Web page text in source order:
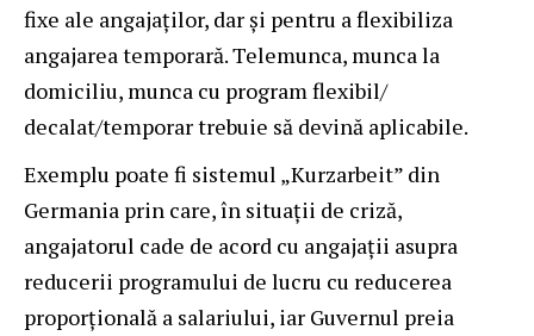
fixe ale angajaților, dar și pentru a flexibiliza
angajarea temporară. Telemunca, munca la
domiciliu, munca cu program flexibil/
decalat/temporar trebuie să devină aplicabile.
Exemplu poate fi sistemul „Kurzarbeit” din
Germania prin care, în situații de criză,
angajatorul cade de acord cu angajații asupra
reducerii programului de lucru cu reducerea
proporțională a salariului, iar Guvernul preia